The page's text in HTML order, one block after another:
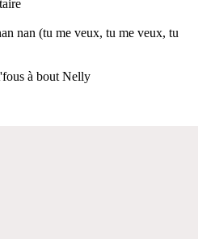
nan (tu me veux, tu me veux, tu
à bout Nelly